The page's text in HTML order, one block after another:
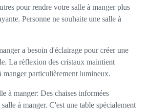
pour rendre votre salle à manger plus
Personne ne souhaite une salle à
a besoin d'éclairage pour créer une
La réflexion des cristaux maintient
manger particulièrement lumineux.
à manger: Des chaises informées
à manger. C'est une table spécialement